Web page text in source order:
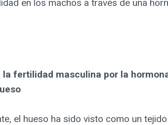
en los machos a través de una
la fertilidad masculina por la
el hueso ha sido visto como un